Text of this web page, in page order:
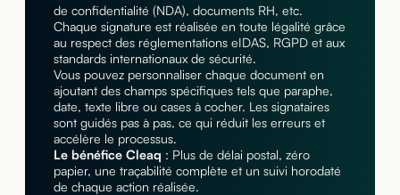
de confidentialité (NDA), documents RH, etc.
Chaque signature est réalisée en toute légalité grâce
au respect des réglementations eIDAS, RGPD et aux
standards internationaux de sécurité.
Vous pouvez personnaliser chaque document en
ajoutant des champs spécifiques tels que paraphe,
date, texte libre ou cases à cocher. Les signataires
sont guidés pas à pas, ce qui réduit les erreurs et
accélère le processus.
Le bénéfice Cleaq : Plus de délai postal, zéro
papier, une traçabilité complète et un suivi horodaté
de chaque action réalisée.